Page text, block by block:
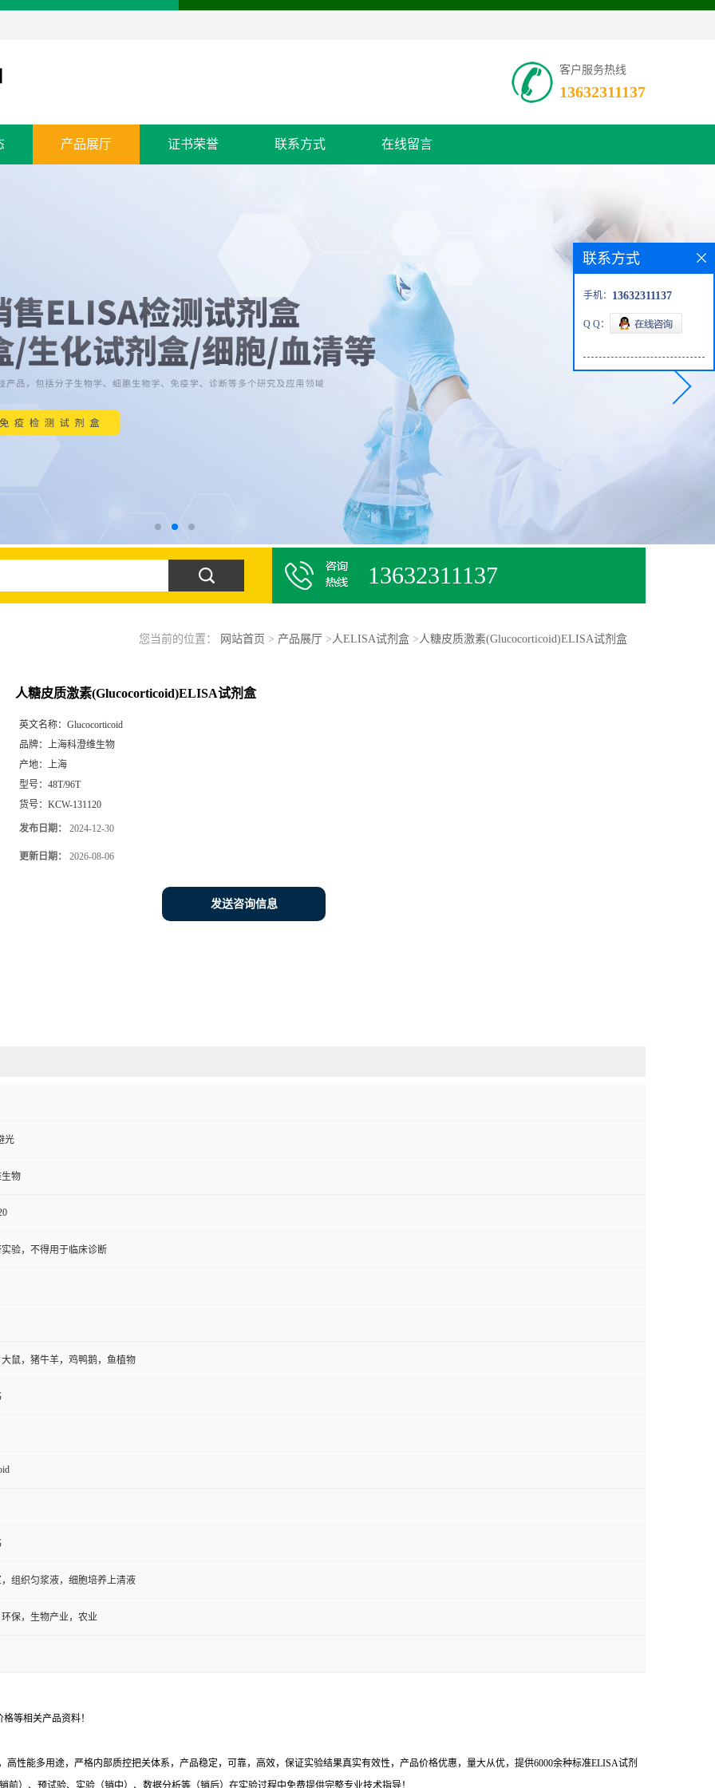
客户服务热线
13632311137
产品展厅 证书荣誉 联系方式 在线留言
13632311137
您当前的位置： 网站首页 > 产品展厅 >人ELISA试剂盒>人糖皮质激素(Glucocorticoid)ELISA试剂盒
人糖皮质激素(Glucocorticoid)ELISA试剂盒
英文名称： Glucocorticoid
品牌： 上海科澄维生物
产地： 上海
型号： 48T/96T
货号： KCW-131120
发布日期： 2024-12-30
更新日期： 2026-08-06
发送咨询信息
光
物
验，不得用于临床诊断
鼠，猪牛羊，鸡鸭鹅，鱼植物
组织匀浆液，细胞培养上清液
保，生物产业，农业
等相关产品资料！
性能多用途，严格内部质控把关体系，产品稳定，可靠，高效，保证实验结果真实有效性，产品价格优惠，量大从优，提供6000余种标准ELISA试剂
）、预试验、实验（销中）、数据分析等（销后）在实验过程中免费提供完整专业技术指导！
联系方式
手机： 13632311137
Q Q：